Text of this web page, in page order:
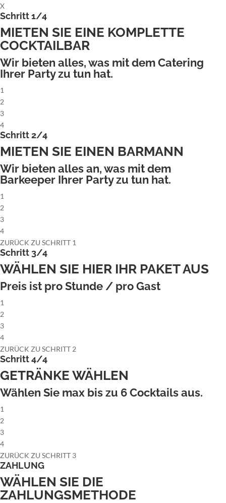
X
Schritt 1/4
MIETEN SIE EINE KOMPLETTE
COCKTAILBAR
Wir bieten alles, was mit dem Catering
Ihrer Party zu tun hat.
1
2
3
4
Schritt 2/4
MIETEN SIE EINEN BARMANN
Wir bieten alles an, was mit dem
Barkeeper Ihrer Party zu tun hat.
1
2
3
4
ZURÜCK ZU SCHRITT 1
Schritt 3/4
WÄHLEN SIE HIER IHR PAKET AUS
Preis ist pro Stunde / pro Gast
1
2
3
4
ZURÜCK ZU SCHRITT 2
Schritt 4/4
GETRÄNKE WÄHLEN
Wählen Sie max bis zu 6Cocktails aus.
1
2
3
4
ZURÜCK ZU SCHRITT 3
ZAHLUNG
WÄHLEN SIE DIE
ZAHLUNGSMETHODE